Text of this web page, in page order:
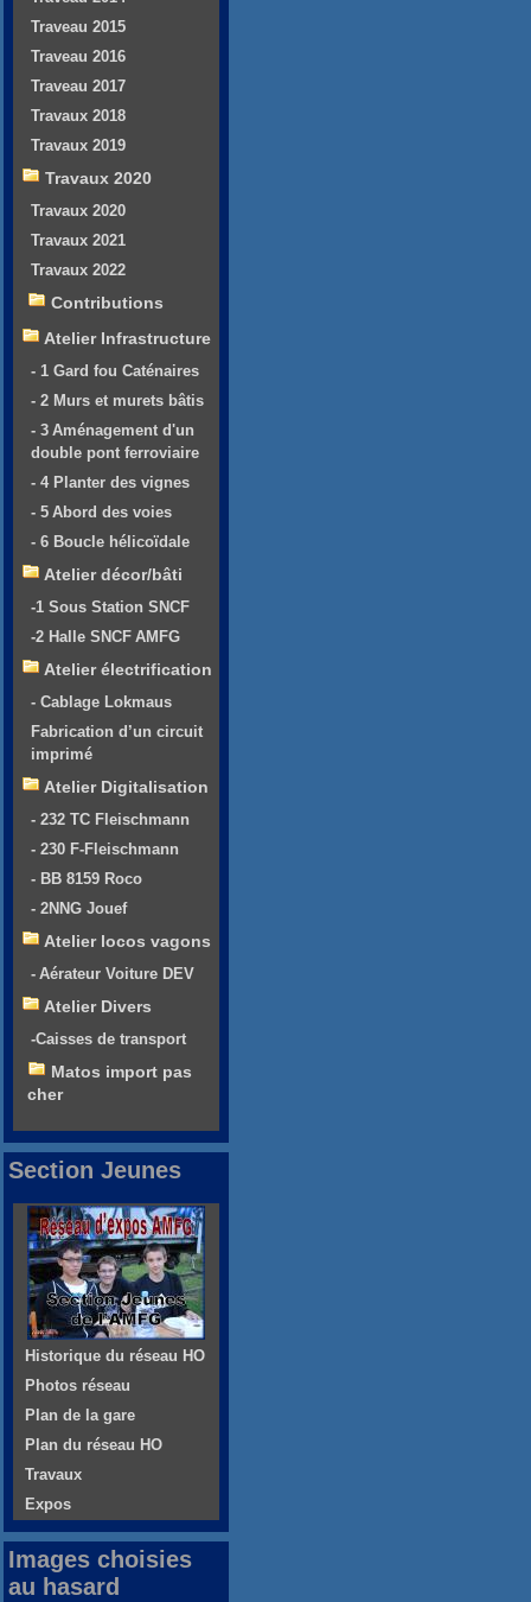
Traveau 2015
Traveau 2016
Traveau 2017
Travaux 2018
Travaux 2019
Travaux 2020
Travaux 2020
Travaux 2021
Travaux 2022
Contributions
Atelier Infrastructure
- 1 Gard fou Caténaires
- 2 Murs et murets bâtis
- 3 Aménagement d'un
double pont ferroviaire
- 4 Planter des vignes
- 5 Abord des voies
- 6 Boucle hélicoïdale
Atelier décor/bâti
-1 Sous Station SNCF
-2 Halle SNCF AMFG
Atelier électrification
- Cablage Lokmaus
Fabrication d’un circuit
imprimé
Atelier Digitalisation
- 232 TC Fleischmann
- 230 F-Fleischmann
- BB 8159 Roco
- 2NNG Jouef
Atelier locos vagons
- Aérateur Voiture DEV
Atelier Divers
-Caisses de transport
Matos import pas
cher
Section Jeunes
Historique du réseau HO
Photos réseau
Plan de la gare
Plan du réseau HO
Travaux
Expos
Images choisies
au hasard